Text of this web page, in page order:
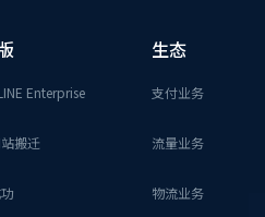
Enterprise
搬迁
生态
支付业务
流量业务
物流业务